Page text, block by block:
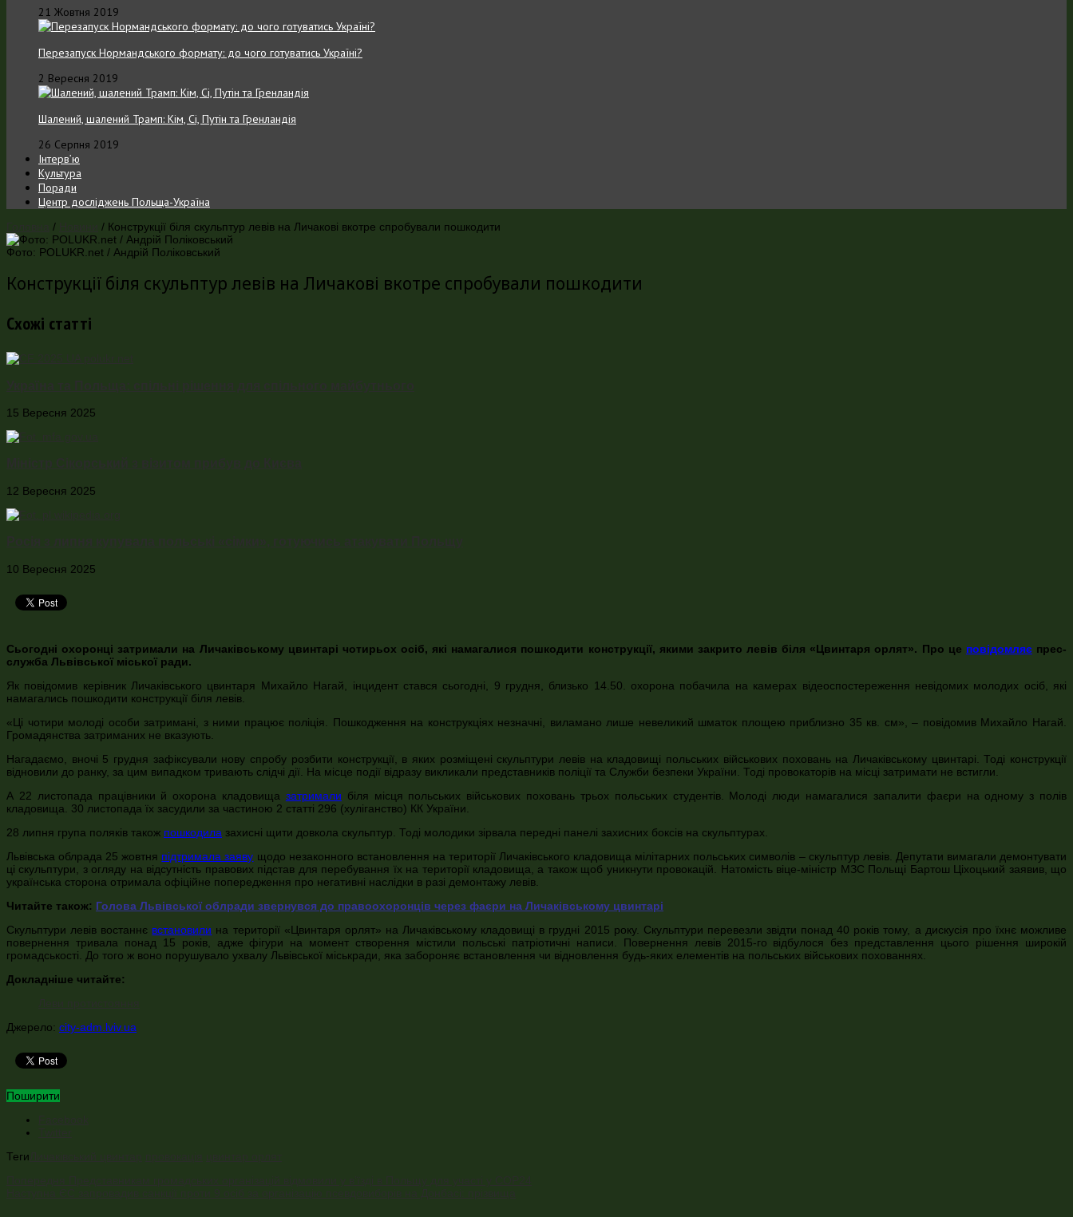
21 Жовтня 2019
Перезапуск Нормандського формату: до чого готуватись Україні?
2 Вересня 2019
Шалений, шалений Трамп: Кім, Сі, Путін та Гренландія
26 Серпня 2019
Інтерв’ю
Культура
Поради
Центр досліджень Польща-Україна
/ / Конструкції біля скульптур левів на Личакові вкотре спробували пошкодити
Фото: POLUKR.net / Андрій Поліковський
Конструкції біля скульптур левів на Личакові вкотре спробували пошкодити
Схожі статті
15 Вересня 2025
12 Вересня 2025
10 Вересня 2025
Сьогодні охоронці затримали на Личаківському цвинтарі чотирьох осіб, які намагалися пошкодити конструкції, якими закрито левів біля «Цвинтаря орлят». Про це повідомляєпрес-
служба Львівської міської ради.
Як повідомив керівник Личаківського цвинтаря Михайло Нагай, інцидент стався сьогодні, 9 грудня, близько 14.50. охорона побачила на камерах відеоспостереження невідомих молодих осіб, які
намагались пошкодити конструкції біля левів.
«Ці чотири молоді особи затримані, з ними працює поліція. Пошкодження на конструкціях незначні, виламано лише невеликий шматок площею приблизно 35 кв. см», – повідомив Михайло Нагай.
Громадянства затриманих не вказують.
Нагадаємо, вночі 5 грудня зафіксували нову спробу розбити конструкції, в яких розміщені скульптури левів на кладовищі польських військових поховань на Личаківському цвинтарі. Тоді конструкції
відновили до ранку, за цим випадком тривають слідчі дії. На місце події відразу викликали представників поліції та Служби безпеки України. Тоді провокаторів на місці затримати не встигли.
А 22 листопада працівники й охорона кладовища затримали біля місця польських військових поховань трьох польських студентів. Молоді люди намагалися запалити фаєри на одному з полів
кладовища. 30 листопада їх засудили за частиною 2 статті 296 (хуліганство) КК України.
28 липня група поляків також пошкодила захисні щити довкола скульптур. Тоді молодики зірвала передні панелі захисних боксів на скульптурах.
Львівська облрада 25 жовтня підтримала заяву щодо незаконного встановлення на території Личаківського кладовища мілітарних польських символів – скульптур левів. Депутати вимагали демонтувати
ці скульптури, з огляду на відсутність правових підстав для перебування їх на території кладовища, а також щоб уникнути провокацій. Натомість віце-міністр МЗС Польщі Бартош Ціхоцький заявив, що
українська сторона отримала офіційне попередження про негативні наслідки в разі демонтажу левів.
Читайте також: Голова Львівської облради звернувся до правоохоронців через фаєри на Личаківському цвинтарі
Скульптури левів востаннє встановили на території «Цвинтаря орлят» на Личаківському кладовищі в грудні 2015 року. Скульптури перевезли звідти понад 40 років тому, а дискусія про їхнє можливе
повернення тривала понад 15 років, адже фігури на момент створення містили польські патріотичні написи. Повернення левів 2015-го відбулося без представлення цього рішення широкій
громадськості. До того ж воно порушувало ухвалу Львівської міськради, яка забороняє встановлення чи відновлення будь-яких елементів на польських військових похованнях.
Докладніше читайте:
Джерело: city-adm.lviv.ua
Поширити
Теги